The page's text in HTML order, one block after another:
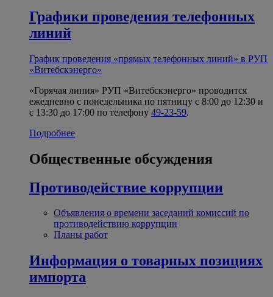
Графики проведения телефонных
линий
График проведения «прямых телефонных линий» в РУП
«Витебскэнерго»
«Горячая линия» РУП «Витебскэнерго» проводится
ежедневно с понедельника по пятницу с 8:00 до 12:30 и
с 13:30 до 17:00 по телефону 49-23-59.
Подробнее
Общественные обсуждения
Противодействие коррупции
Объявления о времени заседаний комиссий по
противодействию коррупции
Планы работ
Информация о товарных позициях
импорта